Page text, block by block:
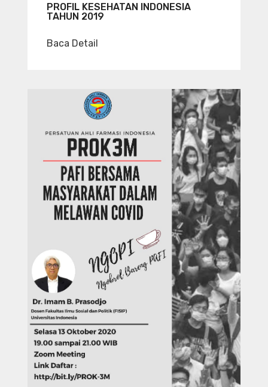
PROFIL KESEHATAN INDONESIA
TAHUN 2019
Baca Detail